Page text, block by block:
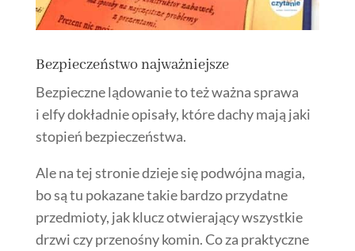
Bezpieczeństwo najważniejsze
Bezpieczne lądowanie to też ważna sprawa
i elfy dokładnie opisały, które dachy mają jaki
stopień bezpieczeństwa.
Ale na tej stronie dzieje się podwójna magia,
bo są tu pokazane takie bardzo przydatne
przedmioty, jak klucz otwierający wszystkie
drzwi czy przenośny komin. Co za praktyczne